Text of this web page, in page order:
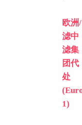
欧洲/
滤中
滤集
团代
处
1)